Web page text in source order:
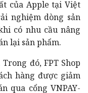
của Apple tại Việt
nghiệm dòng sản
có nhu cầu nâng
lại sản phẩm.
đó, FPT Shop
hàng được giảm
qua cổng VNPAY-